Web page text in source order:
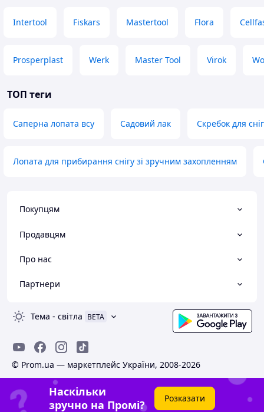
Intertool Fiskars Mastertool Flora
Prosperplast Werk Master Tool Virok
ТОП теги
Саперна лопата всу Садовий лак Скребок для
Лопата для прибирання снігу зі зручним захопленням
Покупцям
Продавцям
Про нас
Партнери
Тема - світла BETA
© Prom.ua — маркетплейс України, 2008-2026
Наскільки
зручно на Промі?
Розказати